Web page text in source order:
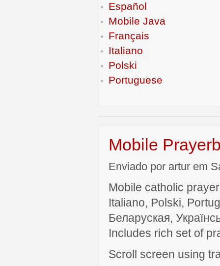
Español
Mobile Java
Français
Italiano
Polski
Portuguese
Mobile
Enviado por artur em
Mobile catholic
Italiano, Polski,
Беларуская,
Includes rich set of
Scroll screen using